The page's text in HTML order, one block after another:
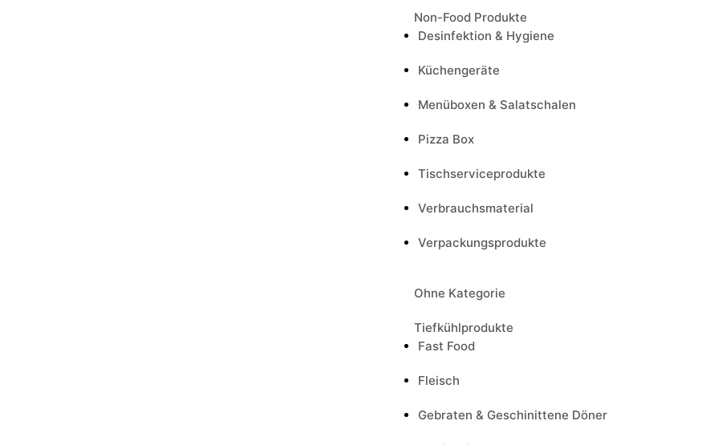
Non-Food Produkte
Desinfektion & Hygiene
Küchengeräte
Menüboxen & Salatschalen
Pizza Box
Tischserviceprodukte
Verbrauchsmaterial
Verpackungsprodukte
Ohne Kategorie
Tiefkühlprodukte
Fast Food
Fleisch
Gebraten & Geschinittene Döner